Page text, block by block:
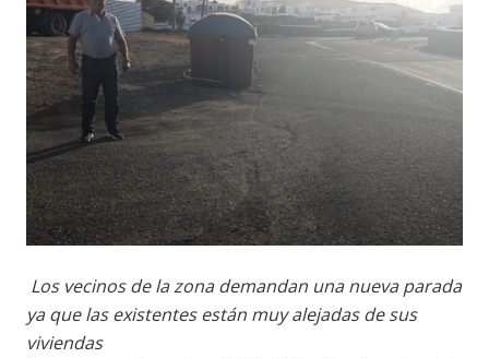
Los vecinos de la zona demandan una nueva parada
ya que las existentes están muy alejadas de sus
viviendas